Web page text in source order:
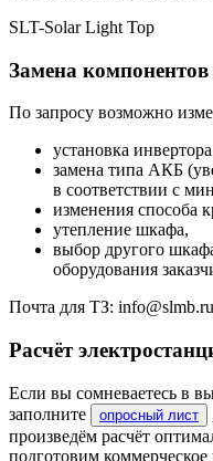
SLT-Solar Light Top
Замена
По запросу возможно
установка
замена типа АКБ
в соответствии с
изменения способа
утепление шкафа,
выбор другого
оборудования
Почта для ТЗ: info@slmb.ru
Расчёт
Если вы сомневаетесь в
заполните
опросный лист
произведём расчёт
подготовим